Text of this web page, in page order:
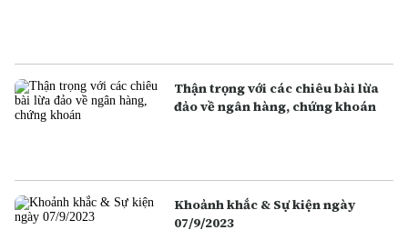
Thận trọng với các chiêu bài lừa
đảo về ngân hàng, chứng khoán
Khoảnh khắc & Sự kiện ngày
07/9/2023